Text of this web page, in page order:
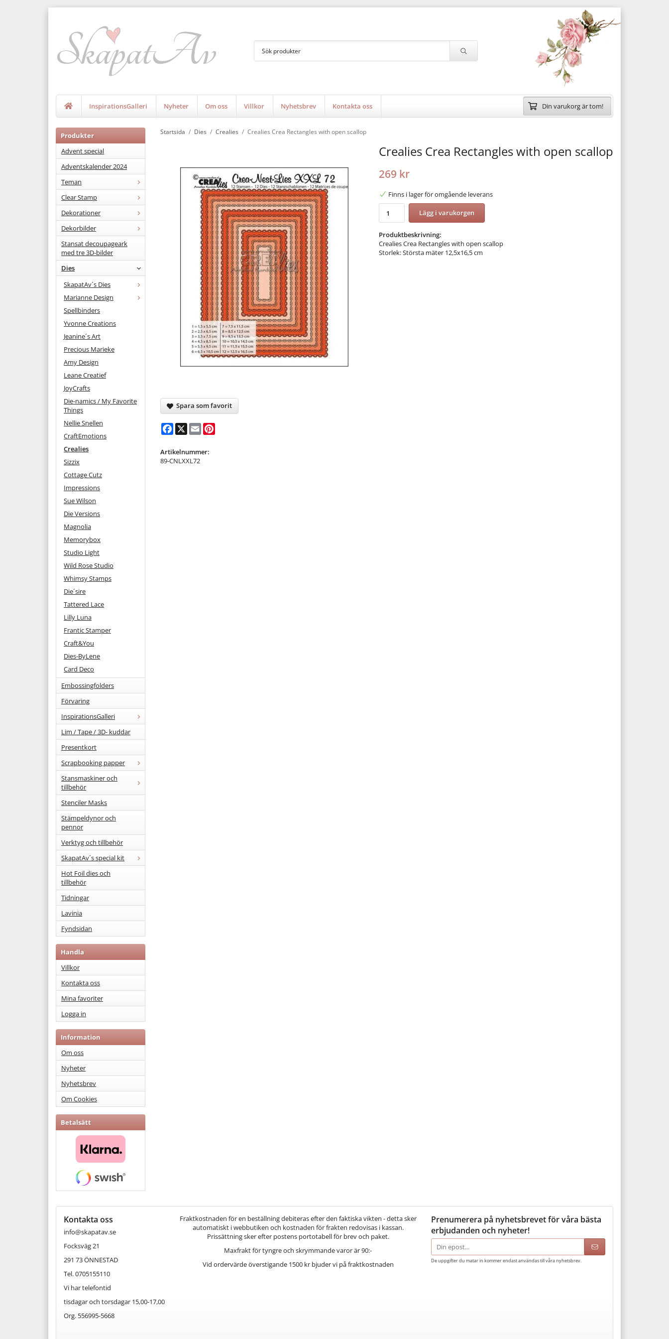
InspirationsGalleri Nyheter Om oss Villkor Nyhetsbrev Kontakta oss Din varukorg är tom!
Produkter
Advent special
Adventskalender 2024
Teman
Clear Stamp
Dekorationer
Dekorbilder
Stansat decoupageark
med tre 3D-bilder
Dies
SkapatAv´s Dies
Marianne Design
Spellbinders
Yvonne Creations
Jeanine´s Art
Precious Marieke
Amy Design
Leane Creatief
JoyCrafts
Die-namics / My Favorite
Things
Nellie Snellen
CraftEmotions
Crealies
Sizzix
Cottage Cutz
Impressions
Sue Wilson
Die Versions
Magnolia
Memorybox
Studio Light
Wild Rose Studio
Whimsy Stamps
Die´sire
Tattered Lace
Lilly Luna
Frantic Stamper
Craft&You
Dies-ByLene
Card Deco
Embossingfolders
Förvaring
InspirationsGalleri
Lim / Tape / 3D- kuddar
Presentkort
Scrapbooking papper
Stansmaskiner och
tillbehör
Stenciler Masks
Stämpeldynor och
pennor
Verktyg och tillbehör
SkapatAv´s special kit
Hot Foil dies och
tillbehör
Tidningar
Lavinia
Fyndsidan
Handla
Villkor
Kontakta oss
Mina favoriter
Logga in
Information
Om oss
Nyheter
Nyhetsbrev
Om Cookies
Betalsätt
Startsida / Dies / Crealies / Crealies Crea Rectangles with open scallop
Crealies Crea Rectangles with open scallop
269 kr
Finns i lager för omgående leverans
Lägg i varukorgen
Produktbeskrivning:
Crealies Crea Rectangles with open scallop
Storlek: Största mäter 12,5x16,5 cm
Spara som favorit
Facebook
X Email
Artikelnummer:
89-CNLXXL72
Kontakta oss
info@skapatav.se
Focksväg 21
291 73 ÖNNESTAD
Tel. 0705155110
Vi har telefontid
tisdagar och torsdagar 15,00-17,00
Org. 556995-5668
Fraktkostnaden för en beställning debiteras efter den faktiska vikten - detta sker
automatiskt i webbutiken och kostnaden för frakten redovisas i kassan.
Prissättning sker efter postens portotabell för brev och paket.
Maxfrakt för tyngre och skrymmande varor är 90:-
Vid ordervärde överstigande 1500 kr bjuder vi på fraktkostnaden
Prenumerera på nyhetsbrevet för våra bästa
erbjudanden och nyheter!
E-
postadress
De uppgifter du matar in kommer endast användas till våra nyhetsbrev.